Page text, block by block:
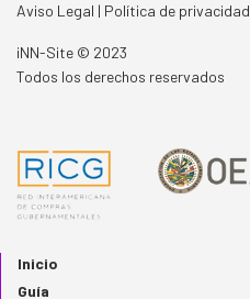
Aviso Legal | Política de privacidad
iNN-Site © 2023
Todos los derechos reservados
Inicio
Guía